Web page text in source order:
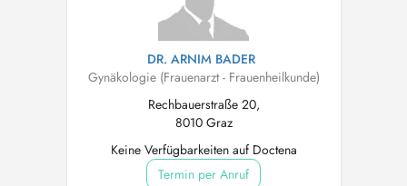
DR. ARNIM BADER
Gynäkologie (Frauenarzt - Frauenheilkunde)
Rechbauerstraße 20,
8010 Graz
Keine Verfügbarkeiten auf Doctena
Termin per Anruf